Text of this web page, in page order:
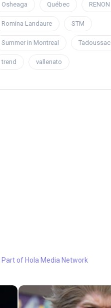
Osheaga Québec RENON
Romina Landaure STM
Summer in Montreal Tadoussac
trend vallenato
Part of Hola Media Network